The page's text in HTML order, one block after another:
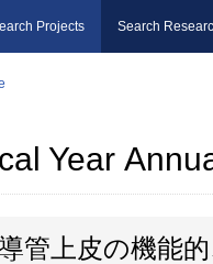
Projects Search
Year
管上皮の機能